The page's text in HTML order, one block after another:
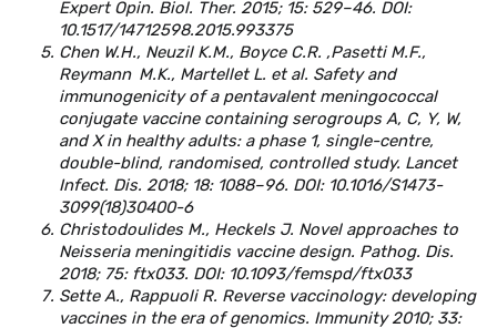
Expert Opin. Biol. Ther. 2015; 15: 529–46. DOI:
10.1517/14712598.2015.993375
Chen W.H., Neuzil K.M., Boyce C.R. ,Pasetti M.F.,
Reymann M.K., Martellet L. et al. Safety and
immunogenicity of a pentavalent meningococcal
conjugate vaccine containing serogroups A, C, Y, W,
and X in healthy adults: a phase 1, single-centre,
double-blind, randomised, controlled study. Lancet
Infect. Dis. 2018; 18: 1088–96. DOI: 10.1016/S1473-
3099(18)30400-6
Christodoulides M., Heckels J. Novel approaches to
Neisseria meningitidis vaccine design. Pathog. Dis.
2018; 75: ftx033. DOI: 10.1093/femspd/ftx033
Sette A., Rappuoli R. Reverse vaccinology: developing
vaccines in the era of genomics. Immunity 2010; 33: